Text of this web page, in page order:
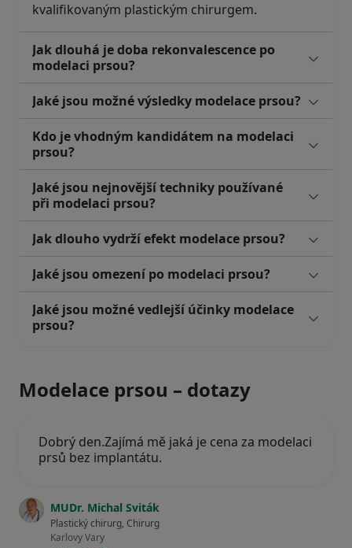
kvalifikovaným plastickým chirurgem.
Jak dlouhá je doba rekonvalescence po
modelaci prsou?
Jaké jsou možné výsledky modelace prsou?
Kdo je vhodným kandidátem na modelaci
prsou?
Jaké jsou nejnovější techniky používané
při modelaci prsou?
Jak dlouho vydrží efekt modelace prsou?
Jaké jsou omezení po modelaci prsou?
Jaké jsou možné vedlejší účinky modelace
prsou?
Modelace prsou – dotazy
Dobrý den.Zajímá mě jaká je cena za modelaci
prsů bez implantátu.
MUDr. Michal Sviták
Plastický chirurg, Chirurg
Karlovy Vary